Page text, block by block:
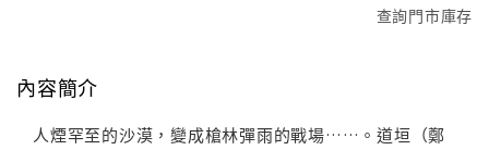
查詢門市庫存
內容簡介
人煙罕至的沙漠，變成槍林彈雨的戰場……。道垣（鄭